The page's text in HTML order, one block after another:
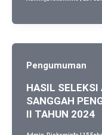
Pengumuman
HASIL
SANGGAH
II TAHUN 2024